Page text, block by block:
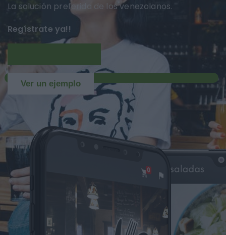
La solución preferida de los venezolanos.
Regístrate ya!!
Ver un ejemplo